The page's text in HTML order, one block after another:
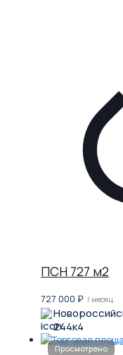
ПСН 727 м2
727 000 ₽ / месяц
244к4